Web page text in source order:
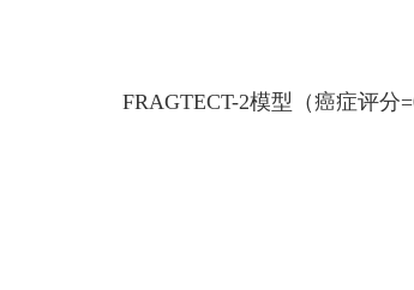
FRAGTECT-2模型（癌症评分